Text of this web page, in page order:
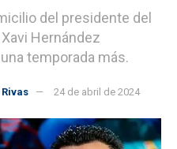
del presidente del
Hernández
temporada más.
24 de abril de 2024